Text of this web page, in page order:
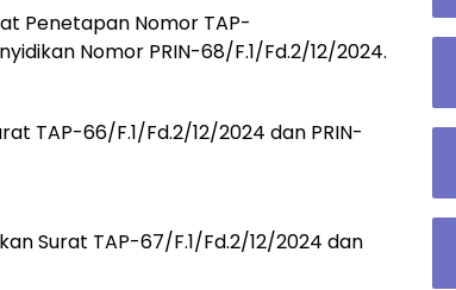
Penetapan Nomor TAP-
Nomor PRIN-68/F.1/Fd.2/12/2024.
TAP-66/F.1/Fd.2/12/2024 dan PRIN-
Surat TAP-67/F.1/Fd.2/12/2024 dan